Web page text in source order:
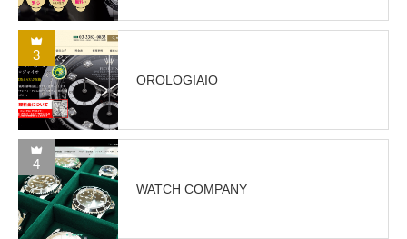
3
OROLOGIAIO
4
WATCH COMPANY